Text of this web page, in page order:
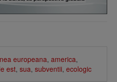
europeana, america,
est, sua, subventii, ecologic